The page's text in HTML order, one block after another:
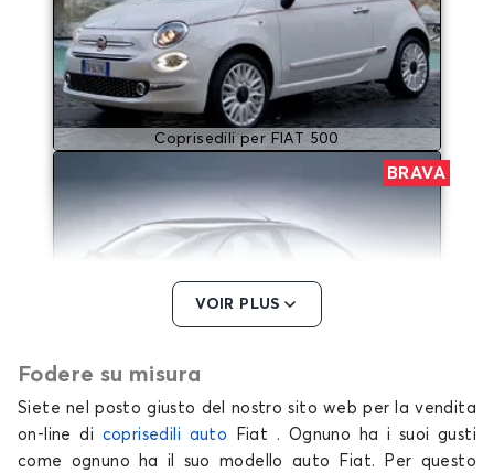
Coprisedili per FIAT 500
BRAVA
Coprisedili per FIAT BRAVA
BRAVO
VOIR PLUS
Fodere su misura
Siete nel posto giusto del nostro sito web per la vendita
on-line di coprisedili auto
Fiat . Ognuno ha i suoi gusti
come ognuno ha il suo modello auto Fiat. Per questo